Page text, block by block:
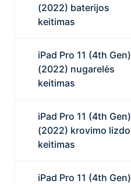
(2022) baterijos
keitimas
iPad Pro 11 (4th Gen)
(2022) nugarelės
keitimas
iPad Pro 11 (4th Gen)
(2022) krovimo lizdo
keitimas
iPad Pro 11 (4th Gen)